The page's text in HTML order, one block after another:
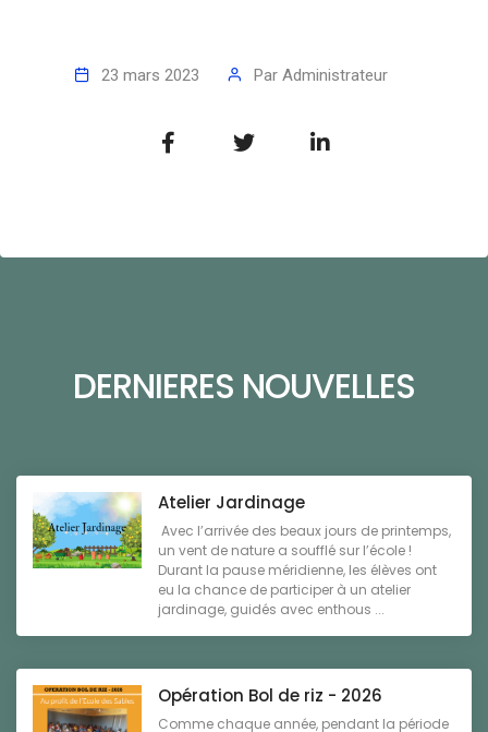
23 mars 2023 Par Administrateur
DERNIERES NOUVELLES
Atelier Jardinage
Avec l’arrivée des beaux jours de printemps,
un vent de nature a soufflé sur l’école !
Durant la pause méridienne, les élèves ont
eu la chance de participer à un atelier
jardinage, guidés avec enthous ...
Opération Bol de riz - 2026
Comme chaque année, pendant la période